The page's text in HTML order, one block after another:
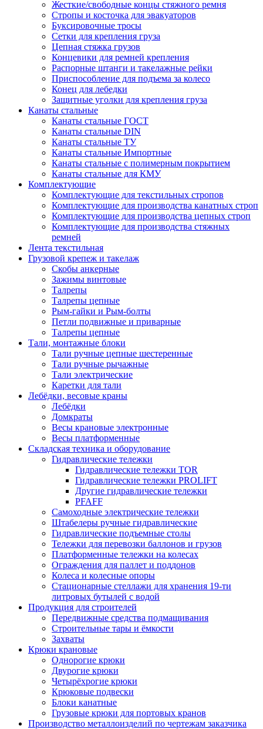
Жесткие/свободные концы стяжного ремня
Стропы и косточка для эвакуаторов
Буксировочные тросы
Сетки для крепления груза
Цепная стяжка грузов
Концевики для ремней крепления
Распорные штанги и такелажные рейки
Приспособление для подъема за колесо
Конец для лебедки
Защитные уголки для крепления груза
Канаты стальные
Канаты стальные ГОСТ
Канаты стальные DIN
Канаты стальные ТУ
Канаты стальные Импортные
Канаты стальные с полимерным покрытием
Канаты стальные для КМУ
Комплектующие
Комплектующие для текстильных стропов
Комплектующие для производства канатных строп
Комплектующие для производства цепных строп
Комплектующие для производства стяжных
ремней
Лента текстильная
Грузовой крепеж и такелаж
Скобы анкерные
Зажимы винтовые
Талрепы
Талрепы цепные
Рым-гайки и Рым-болты
Петли подвижные и приварные
Талрепы цепные
Тали, монтажные блоки
Тали ручные цепные шестеренные
Тали ручные рычажные
Тали электрические
Каретки для тали
Лебёдки, весовые краны
Лебёдки
Домкраты
Весы крановые электронные
Весы платформенные
Складская техника и оборудование
Гидравлические тележки
Гидравлические тележки TOR
Гидравлические тележки PROLIFT
Другие гидравлические тележки
PFAFF
Самоходные электрические тележки
Штабелеры ручные гидравлические
Гидравлические подъемные столы
Тележки для перевозки баллонов и грузов
Платформенные тележки на колесах
Ограждения для паллет и поддонов
Колеса и колесные опоры
Стационарные стеллажи для хранения 19-ти
литровых бутылей с водой
Продукция для строителей
Передвижные средства подмащивания
Строительные тары и ёмкости
Захваты
Крюки крановые
Однорогие крюки
Двурогие крюки
Четырёхрогие крюки
Крюковые подвески
Блоки канатные
Грузовые крюки для портовых кранов
Производство металлоизделий по чертежам заказчика